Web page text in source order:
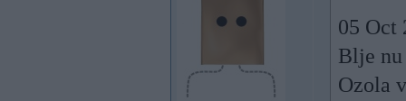
05 Oct
Blje
Ozola